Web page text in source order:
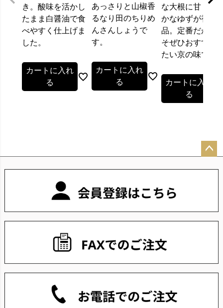
き。酸味を活かし
たまま白醤油で食
べやすく仕上げま
した。
カートに入れ
る
あっさりと山椒香
るなり田のちりめ
んさんしょうで
す。
カートに入れ
る
な大根に甘く爽
かなゆずが香る
品。定番だから
そぜひおすすめ
たい京の味です
カートに入れ
る